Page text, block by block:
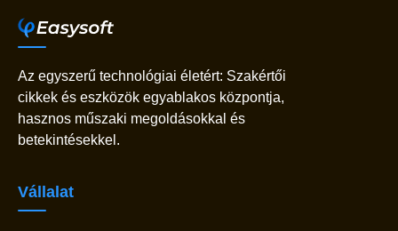
Az egyszerű technológiai életért: Szakértői
cikkek és eszközök egyablakos központja,
hasznos műszaki megoldásokkal és
betekintésekkel.
Vállalat